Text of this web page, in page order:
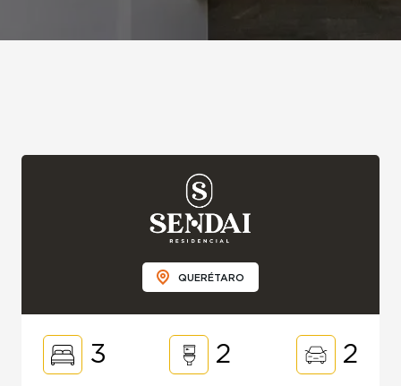
QUERÉTARO
3 2 2